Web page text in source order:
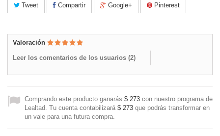
Tweet Compartir Google+ Pinterest
Valoración
Leer los comentarios de los usuarios (2)
Comprando este producto ganarás $ 273 con nuestro programa de
Lealtad. Tu cuenta contabilizará $ 273 que podrás transformar en
un vale para una futura compra.